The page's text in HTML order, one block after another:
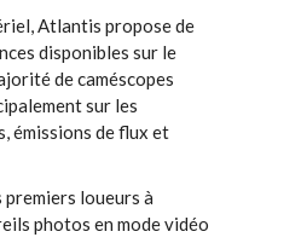
Atlantis propose de
disponibles sur le
de caméscopes
sur les
émissions de flux et
loueurs à
photos en mode vidéo